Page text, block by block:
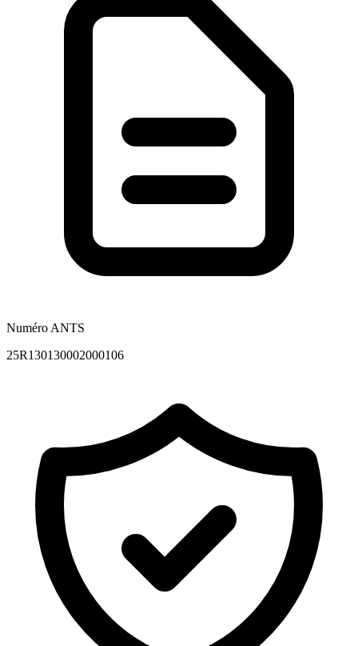
Numéro ANTS
25R130130002000106